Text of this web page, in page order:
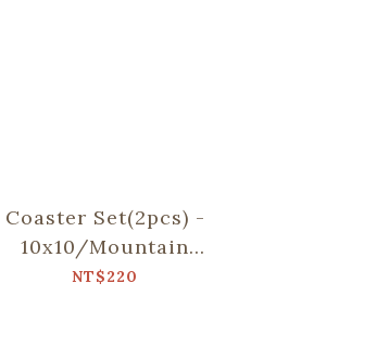
Coaster Set(2pcs) -
10x10/Mountain
Friends/Blue
NT$220